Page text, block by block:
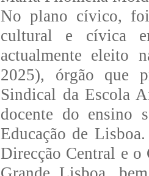
No plano cívico, foi
cultural e cívica
actualmente eleito
2025), órgão que
Sindical da Escola
docente do ensino
Educação de
Direcção Central e o